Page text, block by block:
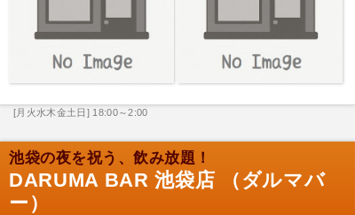
[月火水木金土日] 18:00～2:00
池袋の夜を祝う、飲み放題！
DARUMA BAR 池袋店 （ダルマバ
ー）